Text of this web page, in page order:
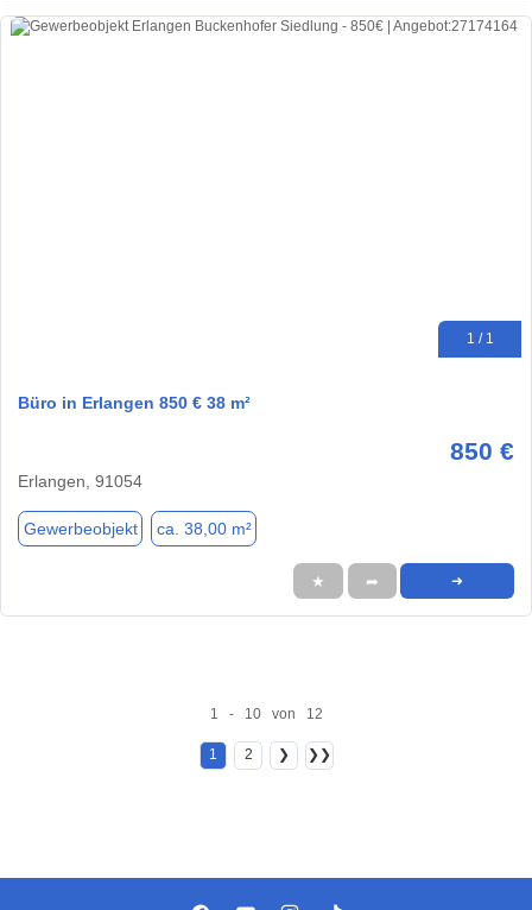
1 / 1
Büro in Erlangen 850 € 38 m²
850 €
Erlangen, 91054
Gewerbeobjekt ca. 38,00 m²
★ ➦ ➜
1 - 10 von 12
1 2 ❯ ❯❯